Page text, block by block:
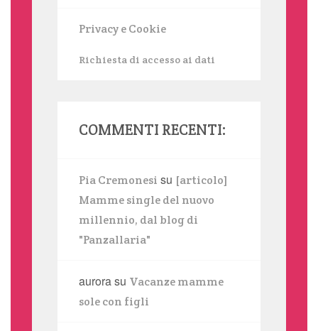
Privacy e Cookie
Richiesta di accesso ai dati
COMMENTI RECENTI:
Pia Cremonesi su [articolo]
Mamme single del nuovo
millennio, dal blog di
"Panzallaria"
aurorasu Vacanze mamme
sole con figli